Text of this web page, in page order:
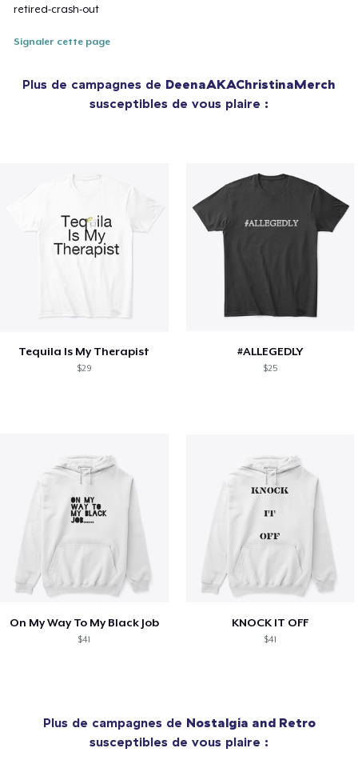
retired-crash-out
Signaler cette page
Plus de campagnes de DeenaAKAChristinaMerch
susceptibles de vous plaire :
Tequila Is My Therapist
$29
#ALLEGEDLY
$25
On My Way To My Black Job
$41
KNOCK IT OFF
$41
Plus de campagnes de Nostalgia and Retro
susceptibles de vous plaire :